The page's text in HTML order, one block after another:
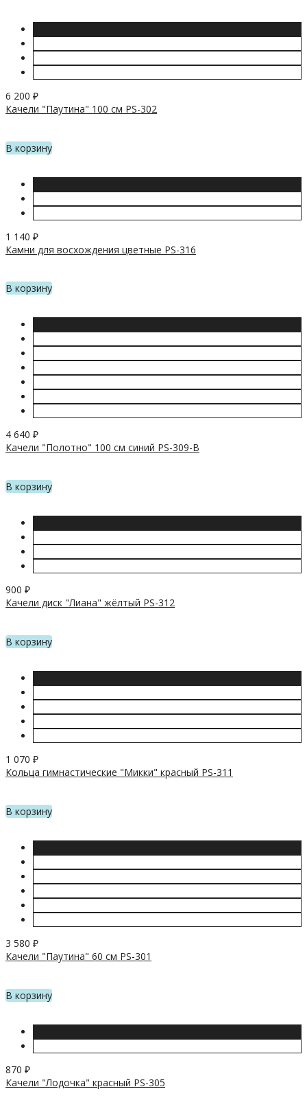
6 200 ₽
Качели "Паутина" 100 см PS-302
В корзину
1 140 ₽
Камни для восхождения цветные PS-316
В корзину
4 640 ₽
Качели "Полотно" 100 см синий PS-309-B
В корзину
900 ₽
Качели диск "Лиана" жёлтый PS-312
В корзину
1 070 ₽
Кольца гимнастические "Микки" красный PS-311
В корзину
3 580 ₽
Качели "Паутина" 60 см PS-301
В корзину
870 ₽
Качели "Лодочка" красный PS-305